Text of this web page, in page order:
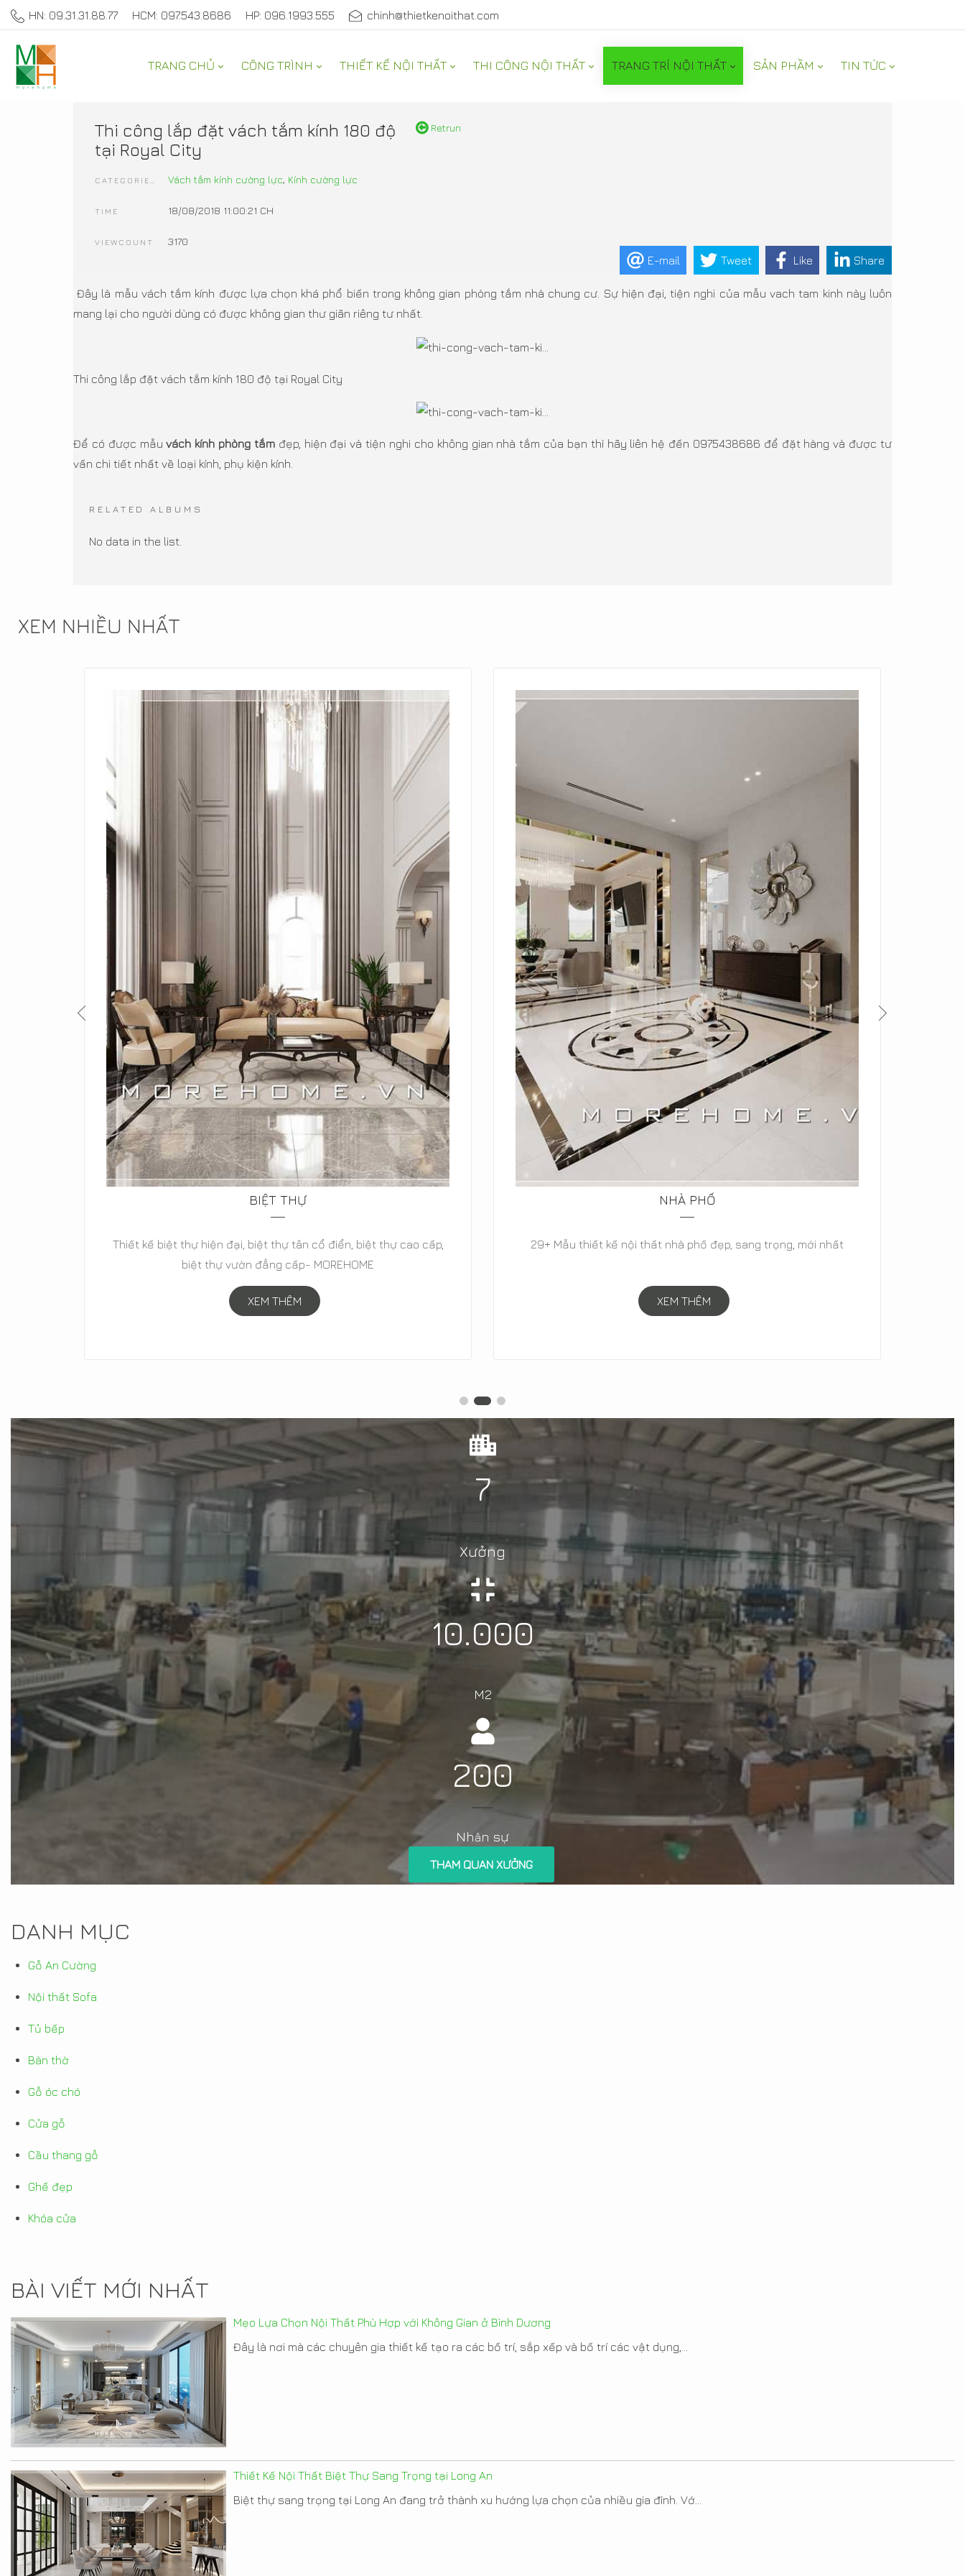
HN: 09.31.31.88.77 HCM: 097.543.8686 HP: 096.1993.555 chinh@thietkenoithat.com
TRANG CHỦ CÔNG TRÌNH THIẾT KẾ NỘI THẤT THI CÔNG NỘI THẤT TRANG TRÍ NỘI THẤT SẢN PHẦM TIN TỨC
SẢN PHẨM TRANG TRÍ NỘI THẤT
E-mail Tweet Like Share
Retrun
Thi công lắp đặt vách tắm kính 180 độ
tại Royal City
Vách tắm kính cường lực, Kính cường lực
TIME 18/08/2018 11:00:21 CH
VIEWCOUNT 3170
Đây là mẫu vách tắm kính được lựa chọn khá phổ biến trong không gian phòng tắm nhà chung cư. Sự hiện đại, tiện nghi của mẫu vach tam kinh này luôn
mang lại cho người dùng có được không gian thư giãn riêng tư nhất.
Thi công lắp đặt vách tắm kính 180 độ tại Royal City
Để có được mẫuvách kính phòng tắmđẹp, hiện đại và tiện nghi cho không gian nhà tắm của bạn thì hãy liên hệ đến 0975438686 để đặt hàng và được tư
vấn chi tiết nhất về loại kính, phụ kiện kính.
RELATED ALBUMS
No data in the list.
XEM NHIỀU NHẤT
BIỆT THỰ
Thiết kế biệt thự hiện đại, biệt thự tân cổ điển, biệt thự cao cấp,
biệt thự vườn đẳng cấp- MOREHOME
XEM THÊM
NHÀ PHỐ
29+ Mẫu thiết kế nội thất nhà phố đẹp, sang trọng, mới nhất
XEM THÊM
7
Xưởng
10.000
M2
200
Nhân sự
THAM QUAN XƯỞNG
DANH MỤC
Gỗ An Cường
Nội thất Sofa
Tủ bếp
Bàn thờ
Gỗ óc chó
Cửa gỗ
Cầu thang gỗ
Ghế đẹp
Khóa cửa
BÀI VIẾT MỚI NHẤT
Mẹo Lựa Chọn Nội Thất Phù Hợp với Không Gian ở Bình Dương
Đây là nơi mà các chuyên gia thiết kế tạo ra các bố trí, sắp xếp và bố trí các vật dụng,...
Thiết Kế Nội Thất Biệt Thự Sang Trọng tại Long An
Biệt thự sang trọng tại Long An đang trở thành xu hướng lựa chọn của nhiều gia đình. Vớ...